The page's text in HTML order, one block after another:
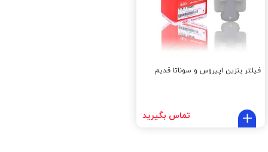
فیلتر بنزین اپیروس و سوناتا قدیم
تماس بگیرید